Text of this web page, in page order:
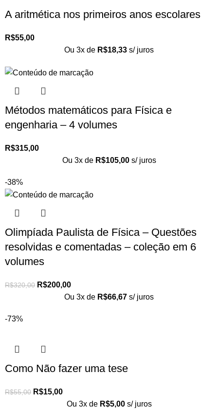
A aritmética nos primeiros anos escolares
R$55,00
Ou 3x de R$18,33 s/ juros
Métodos matemáticos para Física e
engenharia – 4 volumes
R$315,00
Ou 3x de R$105,00 s/ juros
-38%
Olimpíada Paulista de Física – Questões
resolvidas e comentadas – coleção em 6
volumes
R$320,00 R$200,00
Ou 3x de R$66,67 s/ juros
-73%
Como Não fazer uma tese
R$55,00 R$15,00
Ou 3x de R$5,00 s/ juros